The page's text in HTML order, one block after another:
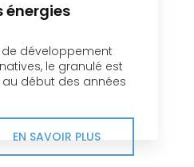
énergies
développement
le granulé est
début des années
EN SAVOIR PLUS